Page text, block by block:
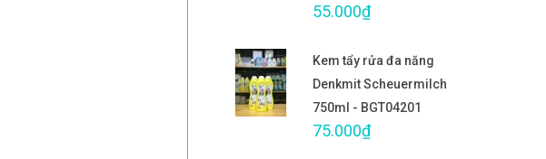
55.000₫
Kem tẩy rửa đa năng
Denkmit Scheuermilch
750ml - BGT04201
75.000₫